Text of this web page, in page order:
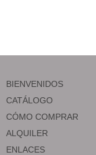
BIENVENIDOS
CATÁLOGO
CÓMO COMPRAR
ALQUILER
ENLACES